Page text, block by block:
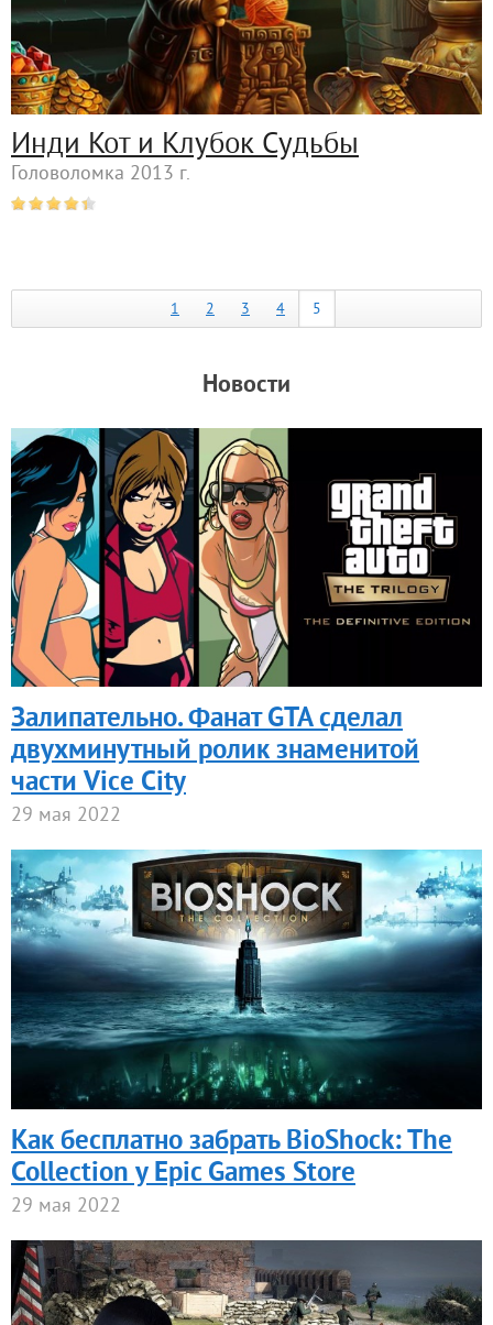
Инди Кот и Клубок Судьбы
Головоломка 2013 г.
1 2 3 4 5
Новости
Залипательно. Фанат GTA сделал
двухминутный ролик знаменитой
части Vice City
29 мая 2022
Как бесплатно забрать BioShock: The
Collection у Epic Games Store
29 мая 2022